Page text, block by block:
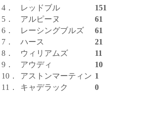
4．
レッドブル
151
5．
アルピーヌ
61
6．
レーシングブルズ
61
7．
ハース
21
8．
ウィリアムズ
11
9．
アウディ
10
10．
アストンマーティン 1
11．
キャデラック 0